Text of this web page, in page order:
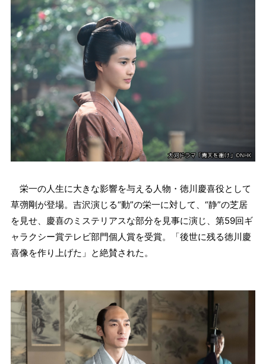
栄一の人生に大きな影響を与える人物・徳川慶喜役として
草彅剛が登場。吉沢演じる“動”の栄一に対して、“静”の芝居
を見せ、慶喜のミステリアスな部分を見事に演じ、第59回ギ
ャラクシー賞テレビ部門個人賞を受賞。「後世に残る徳川慶
喜像を作り上げた」と絶賛された。